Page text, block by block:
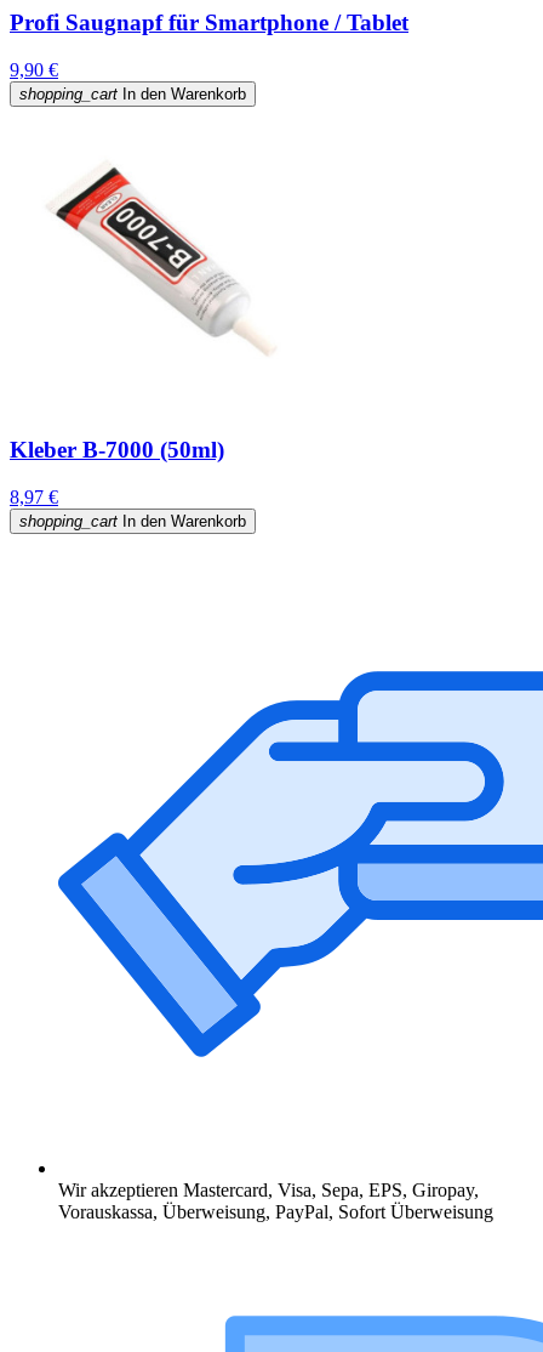
Profi Saugnapf für Smartphone / Tablet
9,90 €
shopping_cart In den Warenkorb
Kleber B-7000 (50ml)
8,97 €
shopping_cart In den Warenkorb
Wir akzeptieren Mastercard, Visa, Sepa, EPS, Giropay,
Vorauskassa, Überweisung, PayPal, Sofort Überweisung